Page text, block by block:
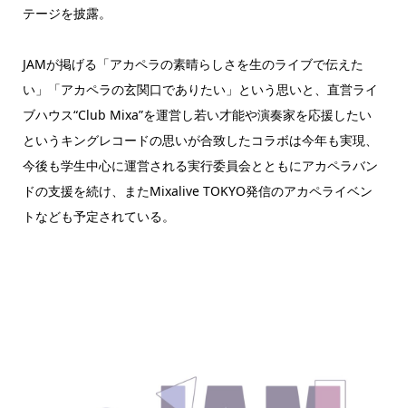
テージを披露。
JAMが掲げる「アカペラの素晴らしさを生のライブで伝えた
い」「アカペラの玄関口でありたい」という思いと、直営ライ
ブハウス“Club Mixa”を運営し若い才能や演奏家を応援したい
というキングレコードの思いが合致したコラボは今年も実現、
今後も学生中心に運営される実行委員会とともにアカペラバン
ドの支援を続け、またMixalive TOKYO発信のアカペライベン
トなども予定されている。